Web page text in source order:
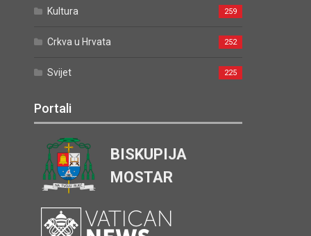
Kultura 259
Crkva u Hrvata 252
Svijet 225
Portali
BISKUPIJA
MOSTAR